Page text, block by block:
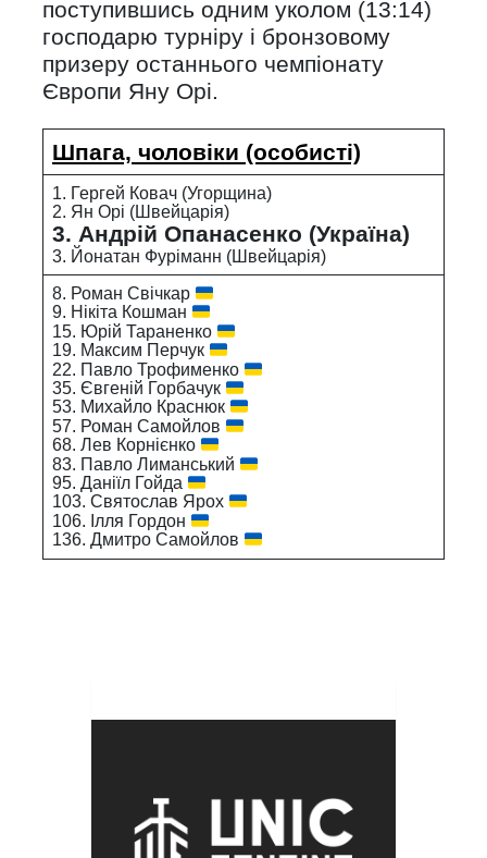
поступившись одним уколом (13:14)
господарю турніру і бронзовому
призеру останнього чемпіонату
Європи Яну Орі.
Шпага, чоловіки (особисті)
1. Гергей Ковач (Угорщина)
2. Ян Орі (Швейцарія)
3. Андрій Опанасенко (Україна)
3. Йонатан Фуріманн (Швейцарія)
8. Роман Свічкар
9. Нікіта Кошман
15. Юрій Тараненко
19. Максим Перчук
22. Павло Трофименко
35. Євгеній Горбачук
53. Михайло Краснюк
57. Роман Самойлов
68. Лев Корнієнко
83. Павло Лиманський
95. Даніїл Гойда
103. Святослав Ярох
106. Ілля Гордон
136. Дмитро Самойлов